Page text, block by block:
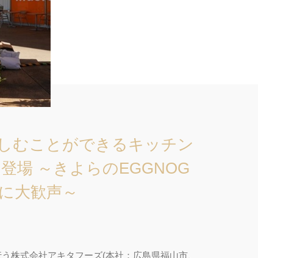
むことができるキッチン
場 ～きよらのEGGNOG
大歓声～
株式会社アキタフーズ(本社：広島県福山市、